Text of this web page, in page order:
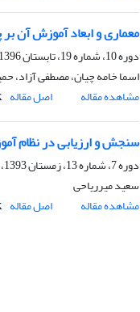
معماری و ابعاد آموزش آن
دوره 10، شماره 19، تابستان 1396، صفحه
اسما خامه چیان، مصطفی آزاد،
مشاهده مقاله
اصل مقاله
سنجش و ارزیابی در نظام
دوره 7، شماره 13، زمستان 1393، صفحه
سعید میرریاحی
مشاهده مقاله
اصل مقاله